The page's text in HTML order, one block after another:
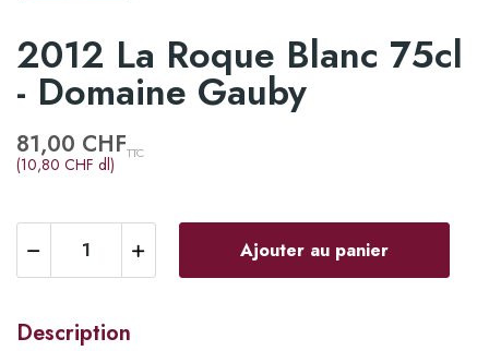
2012 La Roque Blanc 75cl
- Domaine Gauby
81,00 CHF
(10,80 CHF dl)
TTC
Ajouter au panier
Description